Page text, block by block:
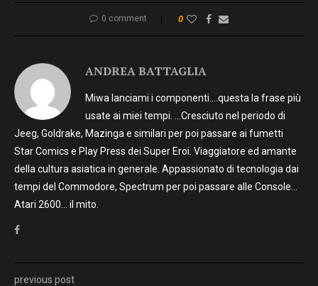
0 comment 0
ANDREA BATTAGLIA
Miwa lanciami i componenti….questa la frase più
usate ai miei tempi. …Cresciuto nel periodo di
Jeeg, Goldrake, Mazinga e similari per poi passare ai fumetti
Star Comics e Play Press dei Super Eroi. Viaggiatore ed amante
della cultura asiatica in generale. Appassionato di tecnologia dai
tempi del Commodore, Spectrum per poi passare alle Console…
Atari 2600… il mito.
previous post